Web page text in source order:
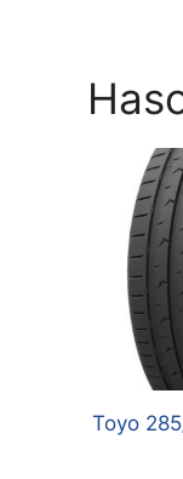
Toyo